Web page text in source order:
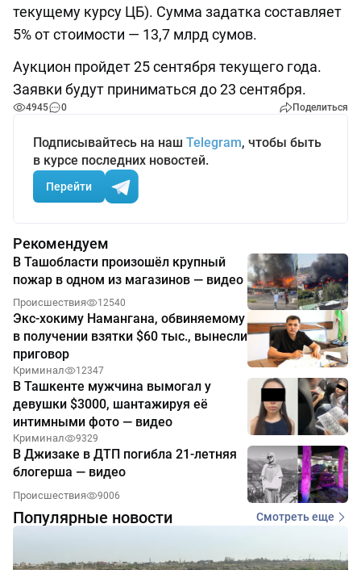
текущему курсу ЦБ). Сумма задатка составляет
5% от стоимости — 13,7 млрд сумов.
Аукцион пройдет 25 сентября текущего года.
Заявки будут приниматься до 23 сентября.
4945 0 Поделиться
Подписывайтесь на наш Telegram, чтобы быть
в курсе последних новостей.
Перейти
Рекомендуем
В Ташобласти произошёл крупный
пожар в одном из магазинов — видео
Происшествия 12540
Экс-хокиму Намангана, обвиняемому
в получении взятки $60 тыс., вынесли
приговор
Криминал 12347
В Ташкенте мужчина вымогал у
девушки $3000, шантажируя её
интимными фото — видео
Криминал 9329
В Джизаке в ДТП погибла 21-летняя
блогерша — видео
Происшествия 9006
Популярные новости Смотреть еще